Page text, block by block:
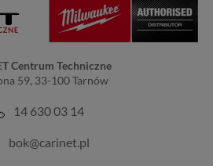
Centrum Techniczne
59, 33-100 Tarnów
14 630 03 14
bok@carinet.pl